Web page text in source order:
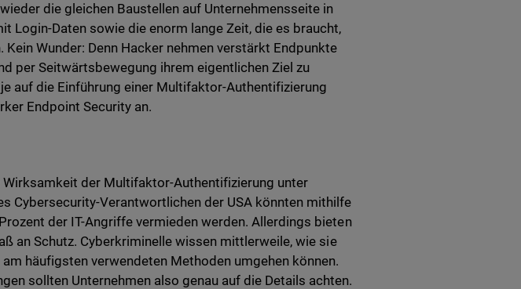
die gleichen Baustellen auf Unternehmensseite in
Login-Daten sowie die enorm lange Zeit, die es braucht,
Wunder: Denn Hacker nehmen verstärkt Endpunkte
per Seitwärtsbewegung ihrem eigentlichen Ziel zu
auf die Einführung einer Multifaktor-Authentifizierung
Endpoint Security an.
der Multifaktor-Authentifizierung unter
Cybersecurity-Verantwortlichen der USA könnten mithilfe
der IT-Angriffe vermieden werden. Allerdings bieten
an Schutz. Cyberkriminelle wissen mittlerweile, wie sie
häufigsten verwendeten Methoden umgehen können.
sollten Unternehmen also genau auf die Details achten.